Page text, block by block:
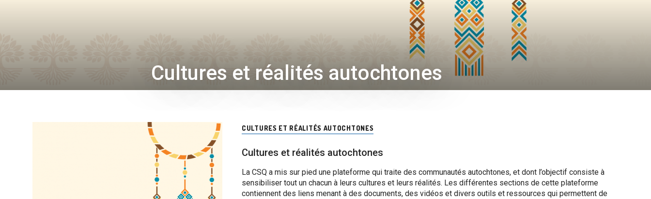
Cultures et réalités autochtones
CULTURES ET RÉALITÉS AUTOCHTONES
Cultures et réalités autochtones
La CSQ a mis sur pied une plateforme qui traite des communautés autochtones, et dont l’objectif consiste à
sensibiliser tout un chacun à leurs cultures et leurs réalités. Les différentes sections de cette plateforme
contiennent des liens menant à des documents, des vidéos et divers outils et ressources qui permettent de